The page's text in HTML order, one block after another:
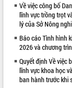
VIDEO
Loading the player...
Khám bệnh, cấp phát
và tặng quà người dân xã
Hội nghị UBND tỉnh Đắk
tháng 7/2026
Về việc công bố
lĩnh vực trồng trọt
lý của Sở Nông
Báo cáo Tình hình
2026 và chương
Quyết định Về việc
lĩnh vực khoa học
ban hành trước khi